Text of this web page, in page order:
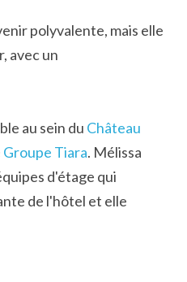
polyvalente, mais elle
avec un
au sein du Château
Groupe Tiara. Mélissa
d'étage qui
de l'hôtel et elle